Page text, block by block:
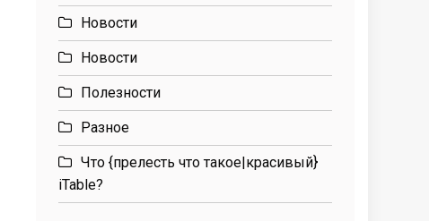
Новости
Новости
Полезности
Разное
Что {прелесть что такое|красивый}
iTable?